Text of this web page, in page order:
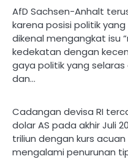
AfD Sachsen-Anhalt
karena posisi politik
dikenal mengangkat isu
kedekatan dengan
gaya politik yang
dan…
Cadangan devisa RI
dolar AS pada akhir Juli
triliun dengan kurs acuan
mengalami penurunan